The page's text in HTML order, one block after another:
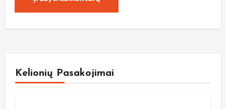
Kelionių Pasakojimai